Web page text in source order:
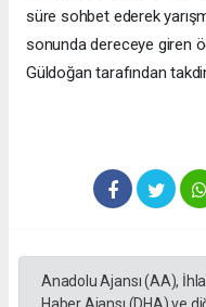
süre sohbet ederek
sonunda dereceye giren
Güldoğan tarafından
Anadolu Ajansı (AA),